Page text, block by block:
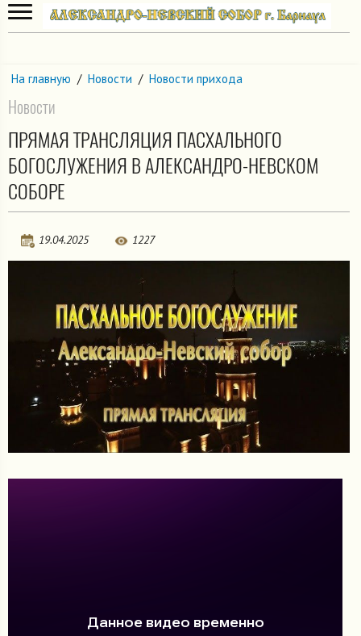
На главную / Новости / Новости прихода
Новости
ПРЯМАЯ ТРАНСЛЯЦИЯ ПАСХАЛЬНОГО
БОГОСЛУЖЕНИЯ В АЛЕКСАНДРО-НЕВСКОМ
СОБОРЕ
19.04.2025 1227